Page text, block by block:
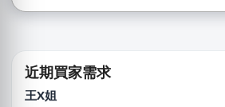
近期買家需求
王X姐